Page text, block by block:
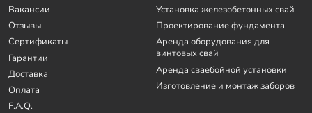
Вакансии
Отзывы
Сертификаты
Гарантии
Доставка
Оплата
F.A.Q.
Установка железобетонных свай
Проектирование фундамента
Аренда оборудования для
винтовых свай
Аренда сваебойной установки
Изготовление и монтаж заборов